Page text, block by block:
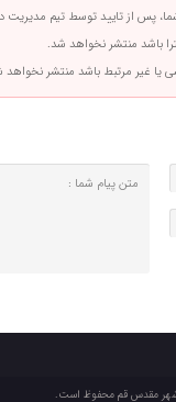
پس از تایید توسط تیم
باشد منتشر نخواهد شد.
یا غیر مرتبط باشد منتشر
مقدس قم محفوظ است.